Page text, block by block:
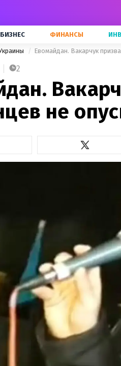
БИЗНЕС ФИНАНСЫ
Евомайдан. Вакарчук
2
не